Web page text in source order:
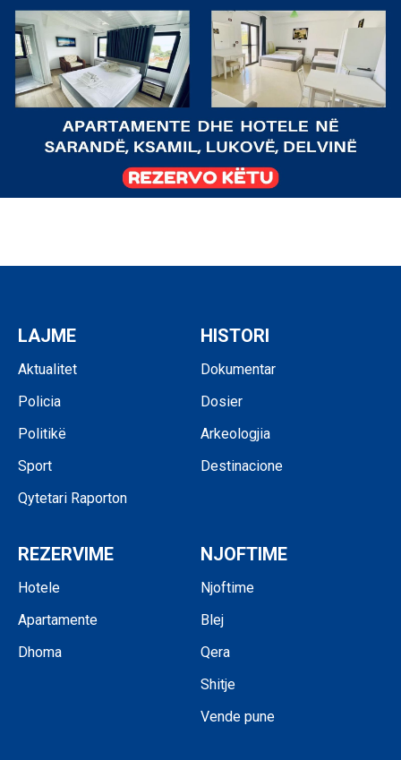
LAJME
Aktualitet
Policia
Politikë
Sport
Qytetari Raporton
HISTORI
Dokumentar
Dosier
Arkeologjia
Destinacione
REZERVIME
Hotele
Apartamente
Dhoma
NJOFTIME
Njoftime
Blej
Qera
Shitje
Vende pune